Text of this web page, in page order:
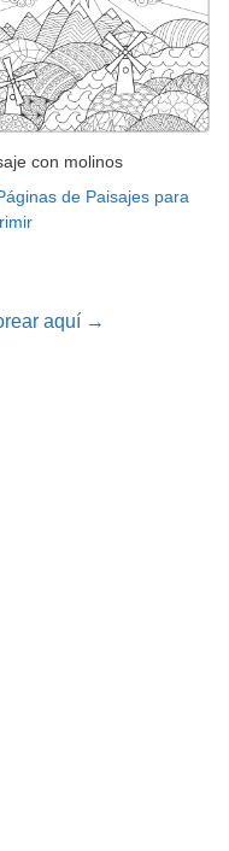
con molinos
de Paisajes para
aquí →